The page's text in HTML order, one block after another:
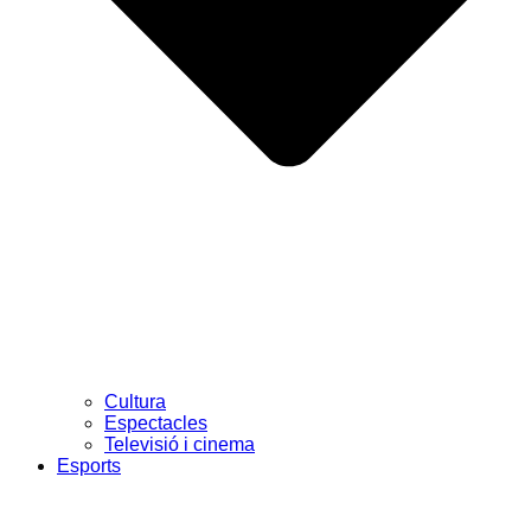
Cultura
Espectacles
Televisió i cinema
Esports